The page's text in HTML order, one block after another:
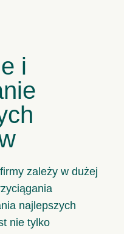
i
zależy w dużej
najlepszych
nie tylko